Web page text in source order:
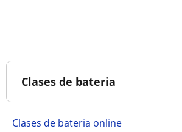
Clases de bateria
Clases de bateria online